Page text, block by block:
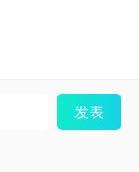
发表